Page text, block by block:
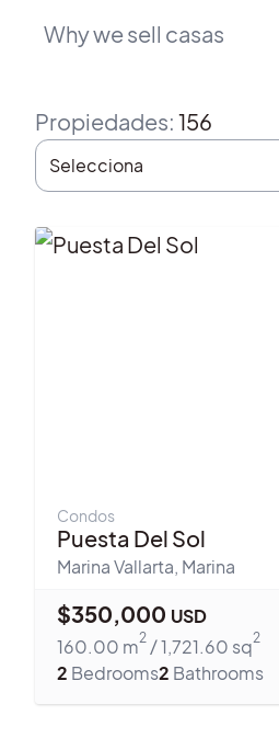
Why we sell casas
Propiedades: 156
Condos
Puesta Del Sol
Marina Vallarta, Marina
$350,000 USD
160.00 m2 /1,721.60 sq2
2 Bedrooms2 Bathrooms